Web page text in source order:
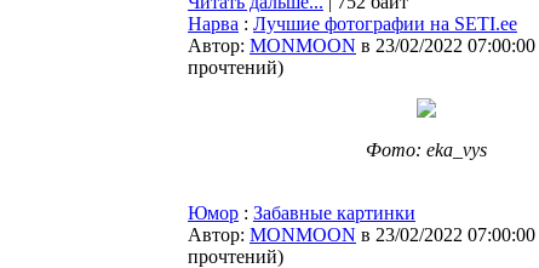
Нарва : Лучшие фотографии на SETI.ee
Автор: MONMOON в 23/02/2022 07:00:00
прочтений)
Фото: eka_vys
Юмор : Забавные картинки
Автор: MONMOON в 23/02/2022 07:00:00
прочтений)